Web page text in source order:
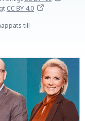
CC BY 4.0
till